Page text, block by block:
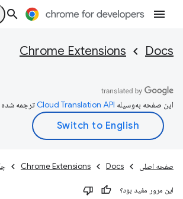
Docs
Chrome Extensions
این صفحه به‌وسیله ترجمه
صفحه اصلی Docs
Chrome Extensions
این مرور مفید بود؟